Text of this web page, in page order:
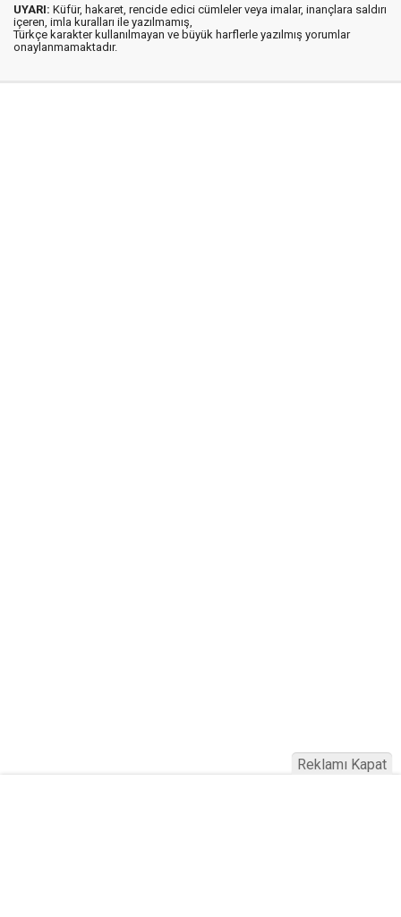
UYARI: Küfür, hakaret, rencide edici cümleler veya imalar, inançlara saldırı
içeren, imla kuralları ile yazılmamış,
Türkçe karakter kullanılmayan ve büyük harflerle yazılmış yorumlar
onaylanmamaktadır.
Reklamı Kapat